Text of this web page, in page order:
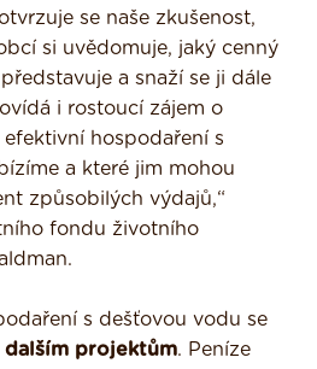
se naše zkušenost,
si uvědomuje, jaký cenný
a snaží se ji dále
i rostoucí zájem o
hospodaření s
a které jim mohou
způsobilých výdajů,“
fondu životního
s dešťovou vodu se
dalším projektům. Peníze